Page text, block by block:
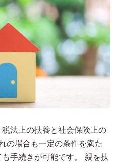
法上の扶養と社会保険上の
の場合も一定の条件を満た
手続きが可能です。 親を扶